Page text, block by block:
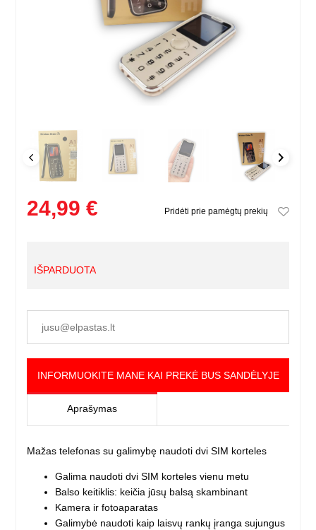
24,99 € Pridėti prie pamėgtų prekių
IŠPARDUOTA
INFORMUOKITE MANE KAI PREKĖ BUS SANDĖLYJE
Aprašymas
Mažas telefonas su galimybę naudoti dvi SIM korteles
Galima naudoti dvi SIM korteles vienu metu
Balso keitiklis: keičia jūsų balsą skambinant
Kamera ir fotoaparatas
Galimybė naudoti kaip laisvų rankų įranga sujungus